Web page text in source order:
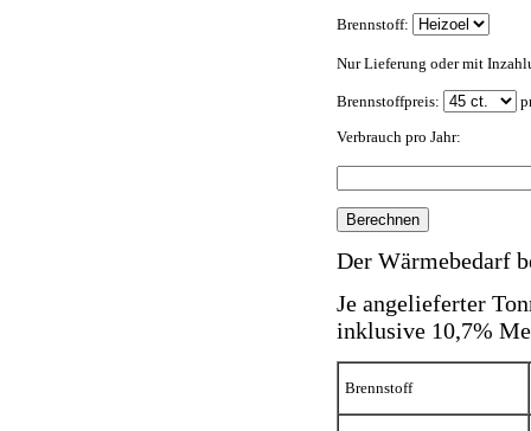
Brennstoff:
Nur Lieferung oder mit
Brennstoffpreis:
Verbrauch pro Jahr:
Der Wärmebedarf
Je angelieferter
inklusive 10,7%
Brennstoff